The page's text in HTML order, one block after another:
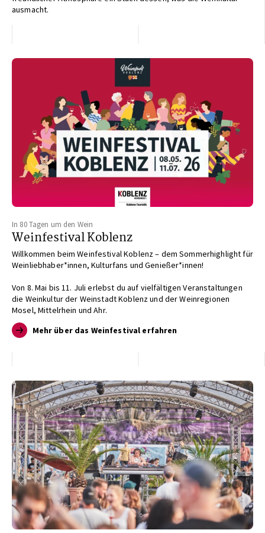
ausmacht.
In 80 Tagen um den Wein
Weinfestival Koblenz
Willkommen beim Weinfestival Koblenz – dem Sommerhighlight für
Weinliebhaber*innen, Kulturfans und Genießer*innen!
Von 8. Mai bis 11. Juli erlebst du auf vielfältigen Veranstaltungen
die Weinkultur der Weinstadt Koblenz und der Weinregionen
Mosel, Mittelrhein und Ahr.
Mehr über das Weinfestival erfahren